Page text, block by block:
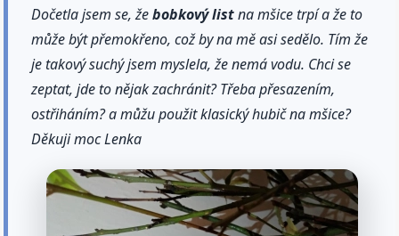
Dočetla jsem se, žebobkovýlistna mšice trpí a že to
může být přemokřeno, což by na mě asi sedělo. Tím že
je takový suchý jsem myslela, že nemá vodu. Chci se
zeptat, jde to nějak zachránit? Třeba přesazením,
ostřiháním? a můžu použit klasický hubič na mšice?
Děkuji moc Lenka